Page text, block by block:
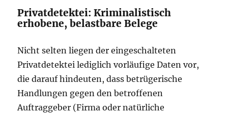
Privatdetektei: Kriminalistisch
erhobene, belastbare Belege
Nicht selten liegen der eingeschalteten
Privatdetektei lediglich vorläufige Daten vor,
die darauf hindeuten, dass betrügerische
Handlungen gegen den betroffenen
Auftraggeber (Firma oder natürliche